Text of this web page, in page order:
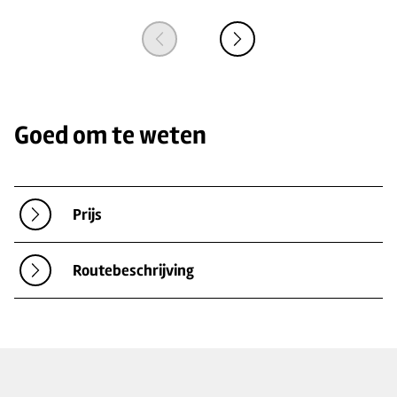
Goed om te weten
Prijs
Routebeschrijving